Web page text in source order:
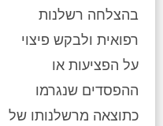
בהצלחה רשלנות
רפואית ולבקש פיצוי
על הפציעות או
ההפסדים שנגרמו
כתוצאה מרשלנותו של